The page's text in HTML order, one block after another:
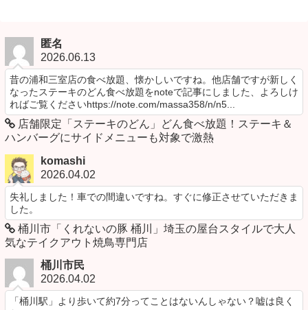
匿名
2026.06.13
昔の浦和三室店の食べ放題、懐かしいですね。他店舗ですが新しく
なったステーキのどん食べ放題をnoteで記事にしました、よろしけ
ればご覧くださいhttps://note.com/massa358/n/n5...
店舗限定「ステーキのどん」どん食べ放題！ステーキ＆
ハンバーグにサイドメニューも対象で激熱
komashi
2026.04.02
失礼しました！車での間違いですね。すぐに修正させていただきま
した。
桶川市「くれないの豚 桶川」埼玉の屋台スタイルで大人
気なテイクアウト焼鳥専門店
桶川市民
2026.04.02
「桶川駅」より歩いて約7分ってことはないんしゃない？嘘は良く